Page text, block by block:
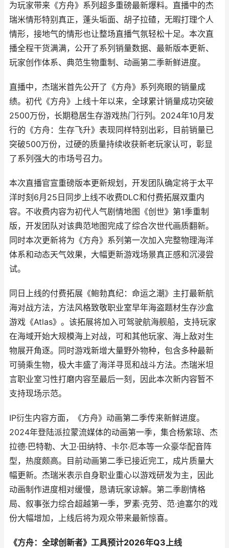
为玩家带来《方舟》系列超多重磅最新爆料。直播中的杰
瑞米情形特别真正，蓬头垢面、胡子拉碴，无暇打理个人
情形，接地气的情形也让整场直播气氛轻松十足。本次直
播全程干货满满，公开了系列销量数据、最新版本更新、
玩家创作体系、典范生物重制、动画第二季新鲜进度。
直播中，杰瑞米首先公开了《方舟》系列亮眼的销量成
绩。初代《方舟》上线十年以来，全球累计销量成功突破
2500万份，长期稳居生存游戏热门行列。2024年10月发
行的《方舟：生存飞升》表现同样特别出彩，目前销量已
突破500万份，过硬的质量持续收获新老玩家认可，彰显
了系列强大的市场号召力。
本次直播官宣重磅版本更新规划，开发团队确定将于太平
洋时刻6月25日同步上线不收费DLC和付费拓展双重内
容。不收费内容为初代人气剧情地图《创世》第1季重制
版，开发团队对该典范地图完成了综合次世代画质翻新。
同时本次更新将为《方舟》系列第一次加入完整物理海洋
体系和动态天气效果，大幅更新游戏场景真正感和沉浸尝
试。
同日上线的付费拓展《鲍勃真纪：命运之潮》主打最新航
海对战方法，方法风格致敬职业室早年海盗题材生存沙盒
游戏《Atlas》。该拓展将加入可驾驶航海舰船，支持玩家
在海域开始大规模海上对战，可和其他玩家、海上敌对生
物展开角逐。同时游戏新增大量野外物种，包含多种最新
可骑乘生物，极大丰盛了海洋寻觅和战斗方法。杰瑞米坦
言职业室习性打磨内容至最后一刻，因此本次新内容暂不
支持现场示范。
IP衍生内容方面，《方舟》动画第二季传来新鲜进度。
2024年登陆派拉蒙流媒体的动画第一季，集合杨紫琼、杰
拉德·巴特勒、大卫·田纳特、卡尔·厄本等一众豪华配音阵
型，热度颇高。目前动画第二季已接近完工，成片质量大
幅更新。杰瑞米表示自身职业重心以游戏研发为主，因此
动画制作进度相对缓慢，恳请玩家谅解。第二季剧情格
局、叙事张力综合超越第一季，罗素·克劳、范·迪塞尔的戏
份大幅增加，上线后将为观众带来最新惊喜。
《方舟：全球创新者》工具预计2026年Q3上线